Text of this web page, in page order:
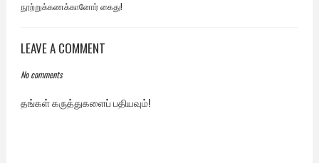
நூற்றுக்கணக்கானோர் கைது!
LEAVE A COMMENT
No comments
தங்கள் கருத்துகளைப் பதியவும்!